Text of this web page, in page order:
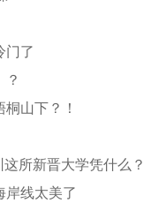
门了
山下？！
所新晋大学凭什么？
岸线太美了